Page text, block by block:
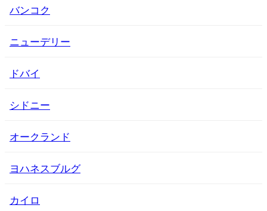
バンコク
ニューデリー
ドバイ
シドニー
オークランド
ヨハネスブルグ
カイロ